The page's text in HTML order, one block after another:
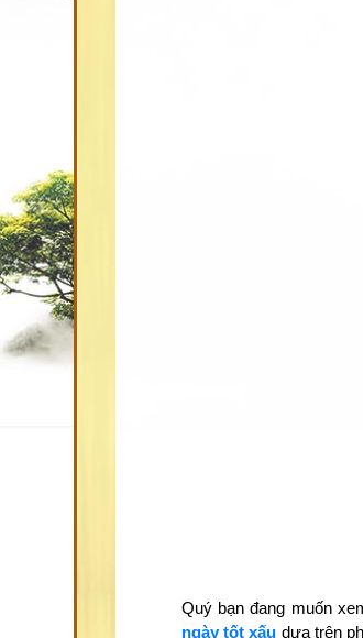
Quý bạn đang muốn
ngày tốt xấu dựa trên